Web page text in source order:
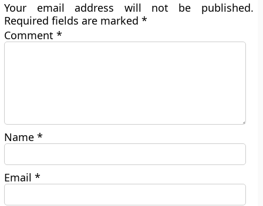
Your email address will not be published.
Required fields are marked*
Comment*
Name*
Email*